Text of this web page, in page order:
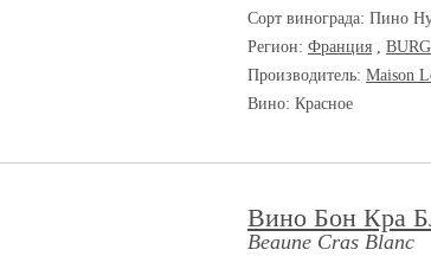
Сорт винограда: Пино
Регион: Франция ,
Производитель: Maison
Вино: Красное
Вино Бон Кра
Beaune Cras Blanc